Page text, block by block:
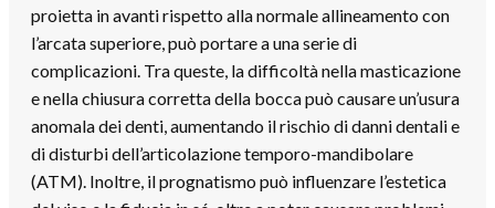
proietta in avanti rispetto alla normale allineamento con
l’arcata superiore, può portare a una serie di
complicazioni. Tra queste, la difficoltà nella masticazione
e nella chiusura corretta della bocca può causare un’usura
anomala dei denti, aumentando il rischio di danni dentali e
di disturbi dell’articolazione temporo-mandibolare
(ATM). Inoltre, il prognatismo può influenzare l’estetica